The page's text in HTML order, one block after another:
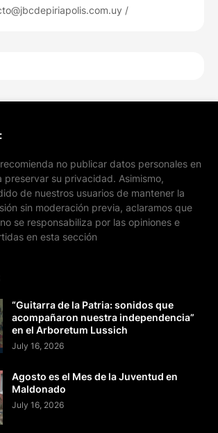
/
no publicar datos personales en
preservar su privacidad. Asimismo,
de nuestros usuarios de mantener la
sin moderación previa, aclaramos que
se responsabiliza por las opiniones e
en esta sección
“Guitarra de la Patria: sonidos que
acompañaron nuestra independencia”
en el Arboretum Lussich
July 16, 2026
Agosto es el Mes de la Juventud en
Maldonado
July 16, 2026